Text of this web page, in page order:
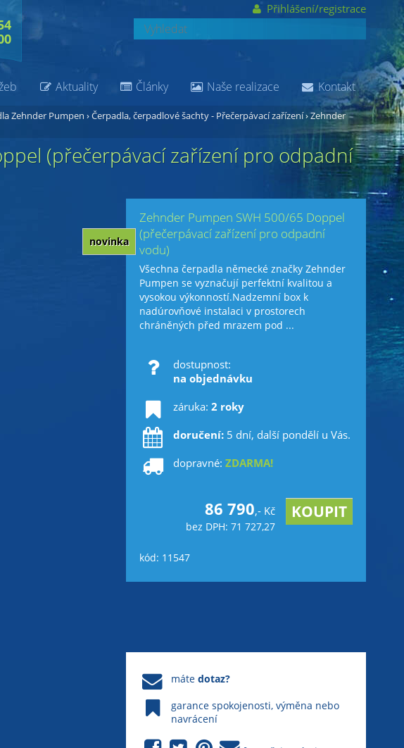
Zehnder Pumpen ›Čerpadla, čerpadlové šachty - Přečerpávací zařízení›Zehnder
(přečerpávací zařízení pro odpadní
Zehnder Pumpen SWH 500/65 Doppel
(přečerpávací zařízení pro odpadní
vodu)
Všechna čerpadla německé značky Zehnder
Pumpen se vyznačují perfektní kvalitou a
vysokou výkonností.Nadzemní box k
nadúrovňové instalaci v prostorech
chráněných před mrazem pod ...
novinka
dostupnost:
na objednávku
záruka: 2 roky
doručení: 5 dní, další pondělí u Vás.
dopravné: ZDARMA!
86 790,- Kč
bez DPH: 71 727,27
kód: 11547
mátedotaz?
garance spokojenosti, výměna nebo
navrácení
Aktuality Články Naše realizace Kontakt
Přihlášení/registrace